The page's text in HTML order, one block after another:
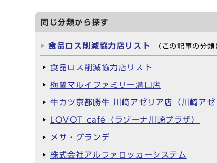
同じ分類から探す
食品ロス削減協力店リスト （この記事の分類
食品ロス削減協力店リスト
梅蘭マルイファミリー溝口店
牛カツ京都勝牛 川崎アゼリア店（川崎アゼ
LOVOT café（ラゾーナ川崎プラザ）
メサ・グランデ
株式会社アルファロッカーシステム